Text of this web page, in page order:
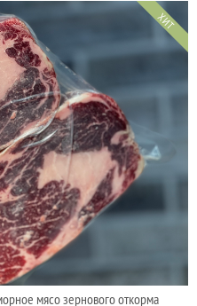
ХИТ
мясо зернового откорма